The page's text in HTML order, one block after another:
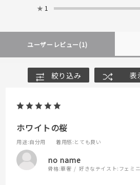
★ 1
ユーザーレビュー(1)
絞り込み 表
ホワイトの桜
用途:自分用 着用感:とても良い
no name
骨格:華奢 好きなテイスト: フェミ